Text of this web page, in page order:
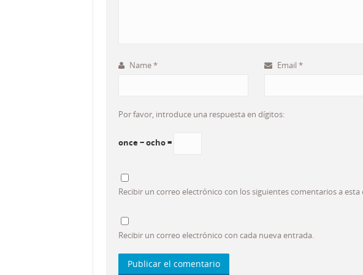
Name* Email *
Por favor, introduce una respuesta en dígitos:
once − ocho =
Recibir un correo electrónico con los siguientes comentarios a esta
Recibir un correo electrónico con cada nueva entrada.